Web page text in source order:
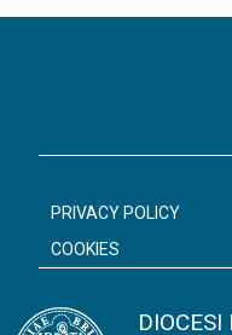
DIOCESI
PRIVACY POLICY
COOKIES